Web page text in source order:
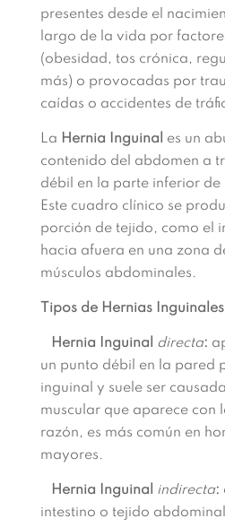
presentes desde el
largo de la vida por
(obesidad, tos crónica,
más) o provocadas por
caídas o accidentes de
La Hernia Inguinal
es un
contenido del abdomen a
débil en la parte inferior
Este cuadro clínico se
porción de tejido, como el
hacia afuera en una zona
músculos abdominales.
Tipos de Hernias Inguinales
Hernia Inguinal directa:
un punto débil en la pared
inguinal y suele ser
muscular que aparece con
razón, es más común en
mayores.
Hernia Inguinal indirecta:
intestino o tejido